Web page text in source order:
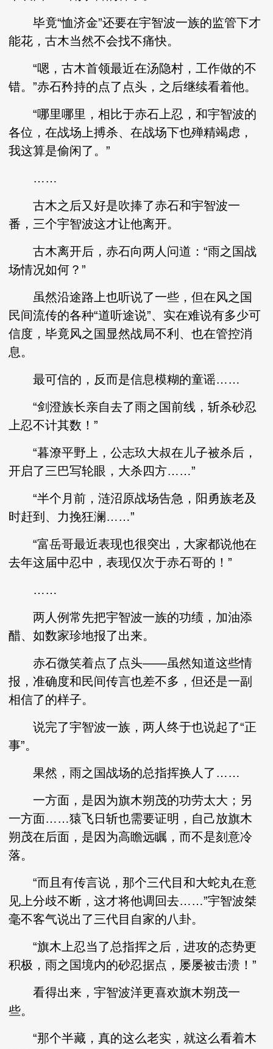
毕竟“恤济金”还要在宇智波一族的监管下才
能花，古木当然不会找不痛快。
“嗯，古木首领最近在汤隐村，工作做的不
错。”赤石矜持的点了点头，之后继续看着他。
“哪里哪里，相比于赤石上忍，和宇智波的
各位，在战场上搏杀、在战场下也殚精竭虑，
我这算是偷闲了。”
……
古木之后又好是吹捧了赤石和宇智波一
番，三个宇智波这才让他离开。
古木离开后，赤石向两人问道：“雨之国战
场情况如何？”
虽然沿途路上也听说了一些，但在风之国
民间流传的各种“道听途说”、实在难说有多少可
信度，毕竟风之国显然战局不利、也在管控消
息。
最可信的，反而是信息模糊的童谣……
“剑澄族长亲自去了雨之国前线，斩杀砂忍
上忍不计其数！”
“暮潦平野上，公志玖大叔在儿子被杀后，
开启了三巴写轮眼，大杀四方……”
“半个月前，涟沼原战场告急，阳勇族老及
时赶到、力挽狂澜……”
“富岳哥最近表现也很突出，大家都说他在
去年这届中忍中，表现仅次于赤石哥的！”
……
两人例常先把宇智波一族的功绩，加油添
醋、如数家珍地报了出来。
赤石微笑着点了点头——虽然知道这些情
报，准确度和民间传言也差不多，但还是一副
相信了的样子。
说完了宇智波一族，两人终于也说起了“正
事”。
果然，雨之国战场的总指挥换人了……
一方面，是因为旗木朔茂的功劳太大；另
一方面……猿飞日斩也需要证明，自己放旗木
朔茂在后面，是因为高瞻远瞩，而不是刻意冷
落。
“而且有传言说，那个三代目和大蛇丸在意
见上分歧不断，这才将他调回去……”宇智波桀
毫不客气说出了三代目自家的八卦。
“旗木上忍当了总指挥之后，进攻的态势更
积极，雨之国境内的砂忍据点，屡屡被击溃！”
看得出来，宇智波洋更喜欢旗木朔茂一
些。
“那个半藏，真的这么老实，就这么看着木